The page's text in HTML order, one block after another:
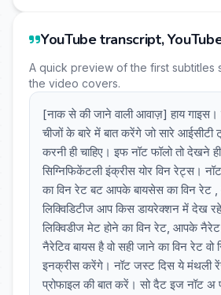
YouTube transcript,
A quick preview of the first subtitles
the video covers.
[नाक से की जाने वाली आवाज़] हाय
चीजों के बारे में बात करेंगे जो सारे आईसीटी
करनी ही चाहिए। इफ नॉट फॉलो तो देखने
सिग्निफिकेंटली इंक्रीस योर विन रेट्स।
का विन रेट बट आपके बायसेस का विन रेट
लिक्विडिटीज आप किस डायरेक्शन में देख
लिक्विडीज मेट होने का विन रेट, आपके
नैरेटिव बायस है वो सही जाने का विन रेट वो
इनक्रीस करेंगे। नॉट जस्ट दिस ये मंथली
प्रोफाइल की बात करें। सो दैट इज नॉट